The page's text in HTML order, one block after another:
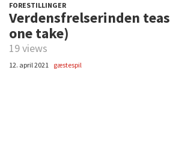
FORESTILLINGER
Verdensfrelserinden
one take)
19 views
12. april 2021 gæstespil